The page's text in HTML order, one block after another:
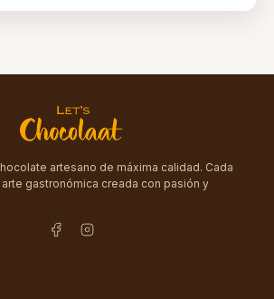
artesano de máxima calidad. Cada
gastronómica creada con pasión y